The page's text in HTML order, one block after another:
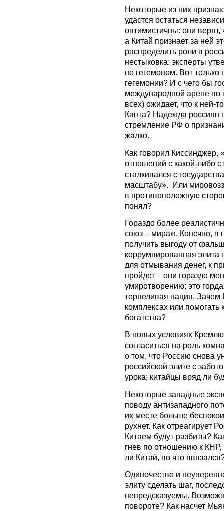
Некоторые из них
удастся остаться
оптимистичны: они верят,
а Китай признает за ней
распределить роли в
нестыковка: эксперты
не гегемоном. Вот
гегемонии? И с чего бы
международной арене по
всех) ожидает, что к ней-
Канта? Надежда россиян
стремление РФ о
жалко.
Как говорил Киссинджер,
отношений с какой-либо
сталкивался с
масштабу». Или
в противоположную
понял?
Гораздо более
союз – мираж. Конечно, в
получить выгоду от
коррумпированная элита
для отмывания денег, к
пройдет – они гораздо
умиротворению; это
терпеливая нация. Зачем
комплексах или помогать
богатства?
В новых условиях Кремлю
согласиться на роль
о том, что Россию снова
российской элите с
урока; китайцы вряд ли
Некоторые западные
поводу антизападного
их месте больше
рухнет. Как отреагирует
Китаем будут разбиты?
гнев по отношению к КНР,
ли Китай, во что
Одиночество и
элиту сделать шаг,
непредсказуемы.
повороте? Как насчет